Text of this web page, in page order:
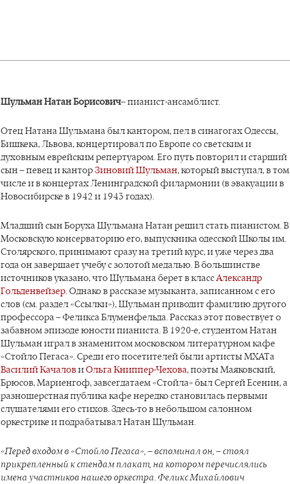
Шульман Натан Борисович– пианист-ансамблист.
Отец Натана Шульмана был кантором, пел в синагогах Одессы,
Бишкека, Львова, концертировал по Европе со светским и
духовным еврейским репертуаром. Его путь повторил и старший
сын – певец и канторЗиновий Шульман, который выступал, в том
числе и в концертах Ленинградской филармонии (в эвакуации в
Новосибирске в 1942 и 1943 годах).
Младший сын Боруха Шульмана Натан решил стать пианистом. В
Московскую консерваторию его, выпускника одесской Школы им.
Столярского, принимают сразу на третий курс, и уже через два
года он завершает учебу с золотой медалью. В большинстве
источников указано, что Шульмана берет в классАлександр
Гольденвейзер. Однако в рассказе музыканта, записанном с его
слов (см. раздел «Ссылки»), Шульман приводит фамилию другого
профессора – Феликса Блуменфельда. Рассказ этот повествует о
забавном эпизоде юности пианиста. В 1920-е, студентом Натан
Шульман играл в знаменитом московском литературном кафе
«Стойло Пегаса». Среди его посетителей были артисты МХАТа
Василий КачаловиОльга Книппер-Чехова, поэты Маяковский,
Брюсов, Мариенгоф, завсегдатаем «Стойла» был Сергей Есенин, а
разношерстная публика кафе нередко становилась первыми
слушателями его стихов. Здесь-то в небольшом салонном
оркестрике и подрабатывал Натан Шульман.
«Перед входом в «Стойло Пегаса», – вспоминал он, – стоял
прикрепленный к стендам плакат, на котором перечислялись
имена участников нашего оркестра. Феликс Михайлович